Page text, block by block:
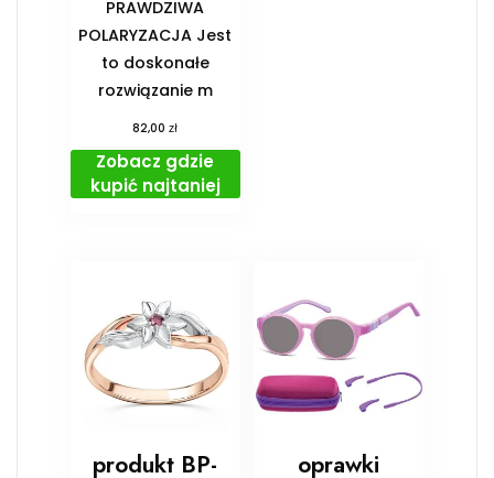
PRAWDZIWA
POLARYZACJA Jest
to doskonałe
rozwiązanie m
82,00zł
Zobacz gdzie
kupić najtaniej
produkt BP-
oprawki